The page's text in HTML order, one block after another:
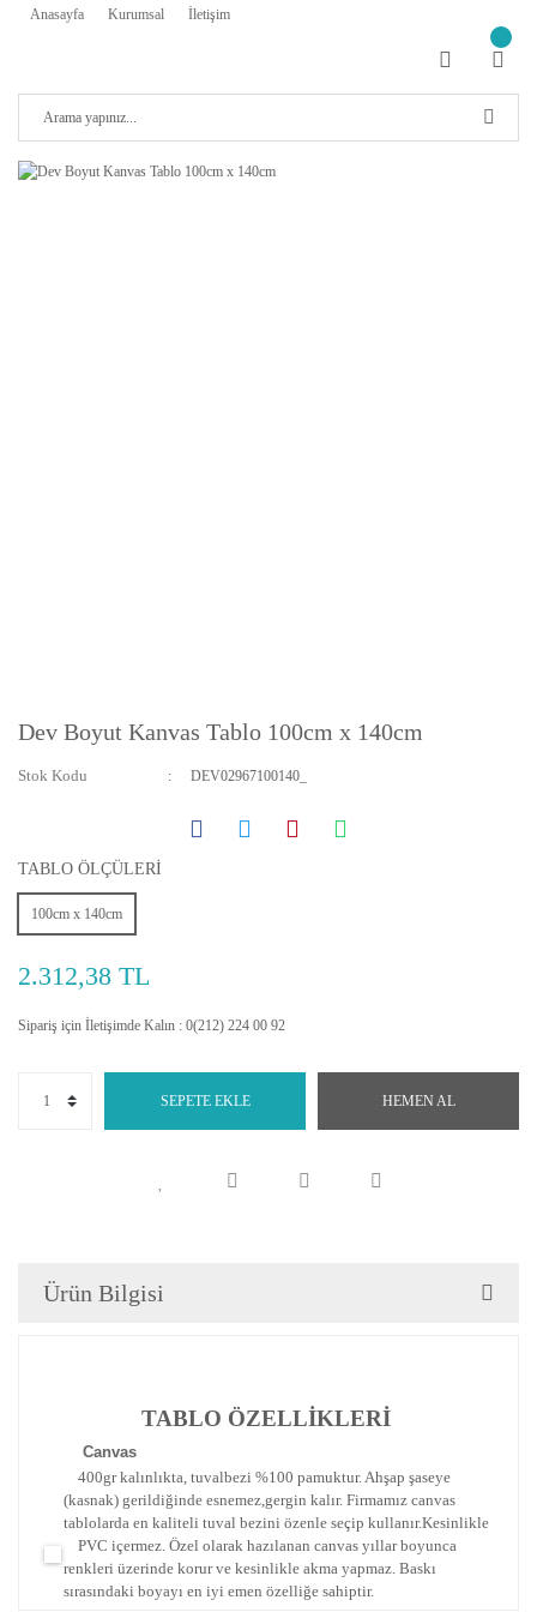
Anasayfa Kurumsal İletişim
Dev Boyut Kanvas Tablo 100cm x 140cm
Stok Kodu DEV02967100140_
TABLO ÖLÇÜLERİ
100cm x 140cm
2.312,38 TL
Sipariş için İletişimde Kalın : 0(212) 224 00 92
SEPETE EKLE HEMEN AL
Ürün Bilgisi
TABLO ÖZELLİKLERİ
Canvas
400gr kalınlıkta, tuvalbezi %100 pamuktur. Ahşap şaseye
(kasnak) gerildiğinde esnemez,gergin kalır. Firmamız canvas
tablolarda en kaliteli tuval bezini özenle seçip kullanır.Kesinlikle
PVC içermez. Özel olarak hazılanan canvas yıllar boyunca
renkleri üzerinde korur ve kesinlikle akma yapmaz. Baskı
sırasındaki boyayı en iyi emen özelliğe sahiptir.